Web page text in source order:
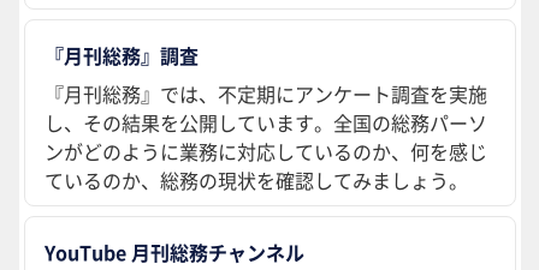
『月刊総務』調査
『月刊総務』では、不定期にアンケート調査を実施
し、その結果を公開しています。全国の総務パーソ
ンがどのように業務に対応しているのか、何を感じ
ているのか、総務の現状を確認してみましょう。
YouTube 月刊総務チャンネル